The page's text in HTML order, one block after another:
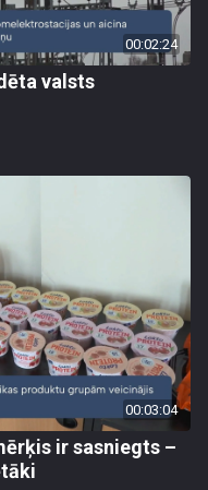
00:02:24
valsts
00:03:04
ir sasniegts –